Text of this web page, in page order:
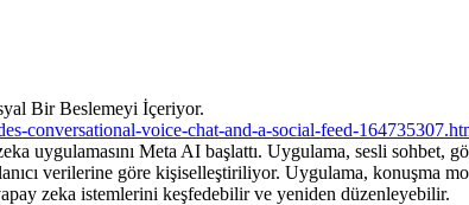
Bir Beslemeyi İçeriyor.
conversational-voice-chat-and-a-social-feed-
uygulamasını Meta AI başlattı. Uygulama, sesli sohbet,
verilerine göre kişiselleştiriliyor. Uygulama, konuşma
zeka istemlerini keşfedebilir ve yeniden düzenleyebilir.